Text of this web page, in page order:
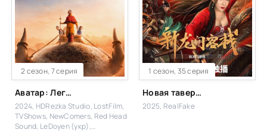
2 сезон, 7 серия
Аватар: Легенда об Аанге
2024, HDRezka Studio, LostFilm,
TVShows, NewComers, Red Head
Sound, LeDoyen (укр),
1 сезон, 35 серия
Новая таверна дракона
2025, RealFake